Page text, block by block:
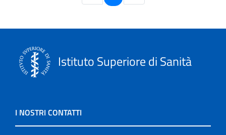
Istituto Superiore di Sanità
I NOSTRI CONTATTI